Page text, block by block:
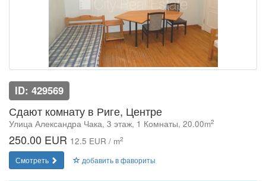
ID: 429569
Сдают комнату в Риге, Центре
Улица Александра Чака, 3 этаж, 1 Комнаты, 20.00m2
250.00 EUR 12.5 EUR / m2
Смотреть добавить в фавориты